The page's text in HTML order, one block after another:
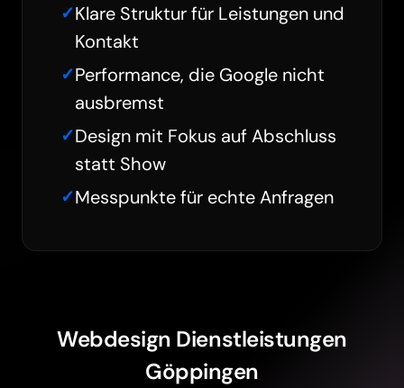
Klare Struktur für Leistungen und
Kontakt
Performance, die Google nicht
ausbremst
Design mit Fokus auf Abschluss
statt Show
Messpunkte für echte Anfragen
Webdesign Dienstleistungen
Göppingen